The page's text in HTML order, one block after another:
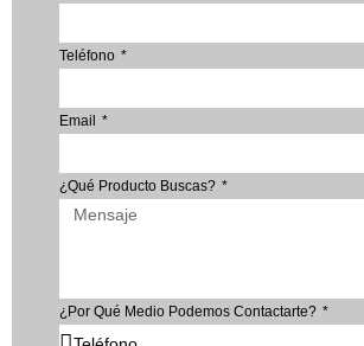
Teléfono
Email
¿Qué Producto Buscas?
¿Por Qué Medio Podemos Contactarte?